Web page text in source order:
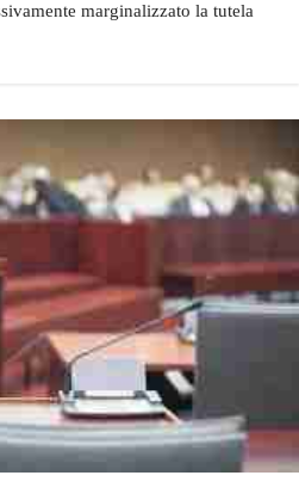
marginalizzato la tutela